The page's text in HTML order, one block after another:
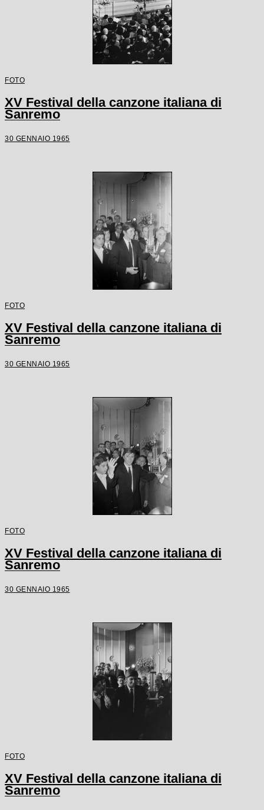
FOTO
XV Festival della canzone italiana di
Sanremo
30 GENNAIO 1965
FOTO
XV Festival della canzone italiana di
Sanremo
30 GENNAIO 1965
FOTO
XV Festival della canzone italiana di
Sanremo
30 GENNAIO 1965
FOTO
XV Festival della canzone italiana di
Sanremo